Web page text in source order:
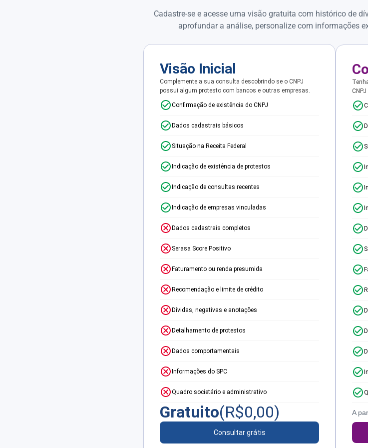
Cadastre-se e acesse uma visão gratuita com histórico de
aprofundar a análise, personalize com informações
Visão Inicial
Complemente a sua consulta descobrindo se o CNPJ
possui algum protesto com bancos e outras empresas.
Confirmação de existência do CNPJ
Dados cadastrais básicos
Situação na Receita Federal
Indicação de existência de protestos
Indicação de consultas recentes
Indicação de empresas vinculadas
Dados cadastrais completos
Serasa Score Positivo
Faturamento ou renda presumida
Recomendação e limite de crédito
Dívidas, negativas e anotações
Detalhamento de protestos
Dados comportamentais
Informações do SPC
Quadro societário e administrativo
Gratuito(R$0,00)
Consultar grátis
A